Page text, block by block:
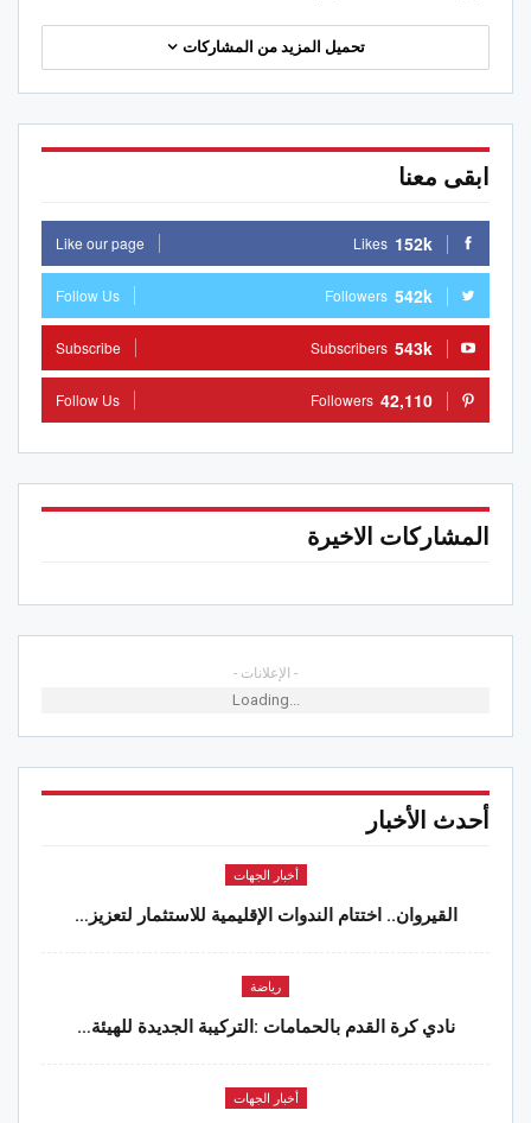
تحميل المزيد من المشاركات
ابقى معنا
152k
Likes
Like our page
542k
Followers
Follow Us
543k
Subscribers
Subscribe
42,110
Followers
Follow Us
المشاركات الاخيرة
- الإعلانات -
Loading...
أحدث الأخبار
أخبار الجهات
القيروان.. اختتام الندوات الإقليمية للاستثمار لتعزيز…
رياضة
نادي كرة القدم بالحمامات :التركيبة الجديدة للهيئة…
أخبار الجهات